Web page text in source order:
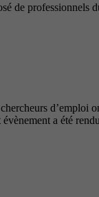
de professionnels
d’emploi
a été